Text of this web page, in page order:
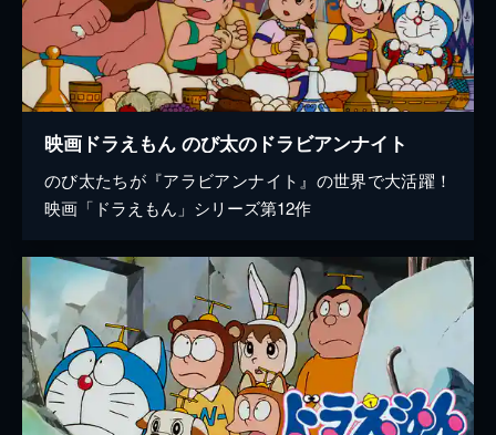
映画ドラえもん のび太のドラビアンナイト
のび太たちが『アラビアンナイト』の世界で大活躍！
映画「ドラえもん」シリーズ第12作